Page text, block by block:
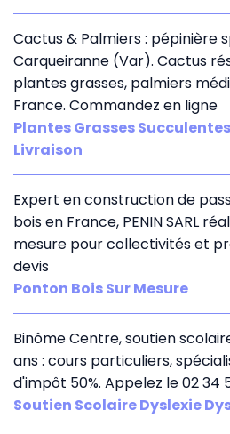
Cactus & Palmiers : pépinière
Carqueiranne (Var). Cactus
plantes grasses, palmiers
France. Commandez en ligne
Plantes Grasses
Livraison
Expert en construction de
bois en France, PENIN SARL
mesure pour collectivités et
devis
Ponton Bois Sur Mesure
Binôme Centre, soutien
ans : cours particuliers,
d'impôt 50%. Appelez le 02 34
Soutien Scolaire Dyslexie